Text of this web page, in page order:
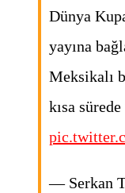
Dünya
yayına
Meksikalı
kısa
— Serkan